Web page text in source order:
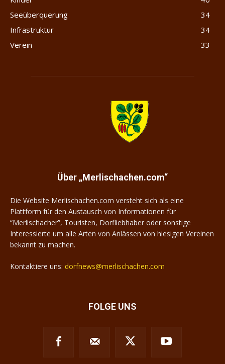
Seeüberquerung
34
Infrastruktur
34
Verein
33
Über „Merlischachen.com“
Die Website Merlischachen.com versteht sich als eine
Plattform für den Austausch von Informationen für
“Merlischacher”, Touristen, Dorfliebhaber oder sonstige
Interessierte um alle Arten von Anlässen von hiesigen Vereinen
bekannt zu machen.
Kontaktiere uns: dorfnews@merlischachen.com
FOLGE UNS